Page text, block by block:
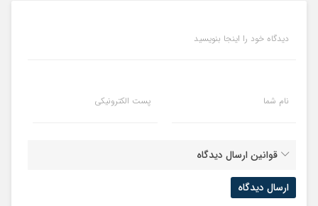
دیدگاه خود را اینجا بنویسید
نام شما پست الکترونیکی
قوانین ارسال دیدگاه